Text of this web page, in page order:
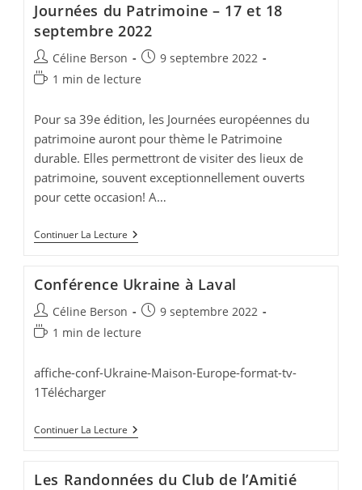
Vacances
Octobre
2022
Journées du Patrimoine – 17 et 18
septembre 2022
Auteur/autrice
de
Céline Berson
Publication
9 septembre 2022
Temps
lecture :
1 min de lecture
Pour sa 39e édition, les Journées européennes du
patrimoine auront pour thème le Patrimoine
durable. Elles permettront de visiter des lieux de
patrimoine, souvent exceptionnellement ouverts
pour cette occasion! A…
Continuer La Lecture Journées
Du
17
18
2022
Conférence Ukraine à Laval
Auteur/autrice
de
Céline Berson
Publication
9 septembre 2022
Temps
lecture :
1 min de lecture
affiche-conf-Ukraine-Maison-Europe-format-tv-
1Télécharger
Continuer La Lecture Conférence
Ukraine
Les Randonnées du Club de l’Amitié